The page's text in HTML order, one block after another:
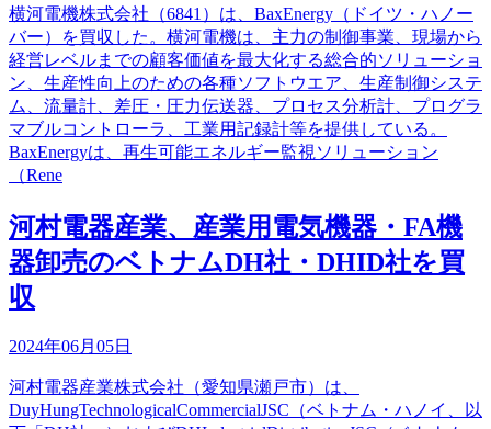
横河電機株式会社（6841）は、BaxEnergy（ドイツ・ハノー
バー）を買収した。横河電機は、主力の制御事業、現場から
経営レベルまでの顧客価値を最大化する総合的ソリューショ
ン、生産性向上のための各種ソフトウエア、生産制御システ
ム、流量計、差圧・圧力伝送器、プロセス分析計、プログラ
マブルコントローラ、工業用記録計等を提供している。
BaxEnergyは、再生可能エネルギー監視ソリューション
（Rene
河村電器産業、産業用電気機器・FA機
器卸売のベトナムDH社・DHID社を買
収
2024年06月05日
河村電器産業株式会社（愛知県瀬戸市）は、
DuyHungTechnologicalCommercialJSC（ベトナム・ハノイ、以